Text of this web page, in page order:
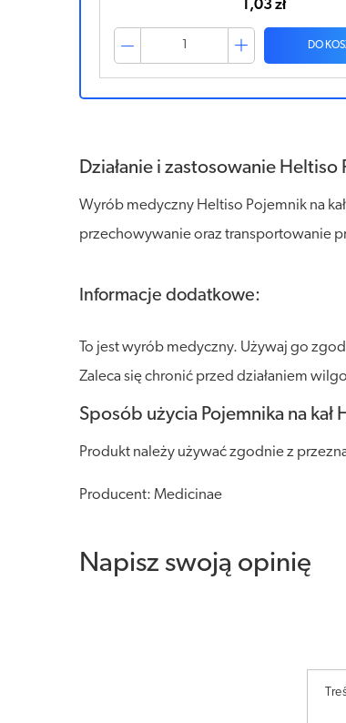
0,66 zł
DO
Działanie i zastosowanie Heltiso
Wyrób medyczny Heltiso Pojemnik na
przechowywanie oraz transportowanie
Informacje dodatkowe:
To jest wyrób medyczny. Używaj go
Zaleca się chronić przed działaniem
Sposób użycia Pojemnika na kał
Produkt należy używać zgodnie z
Producent: Medicinae
Napisz swoją opinię